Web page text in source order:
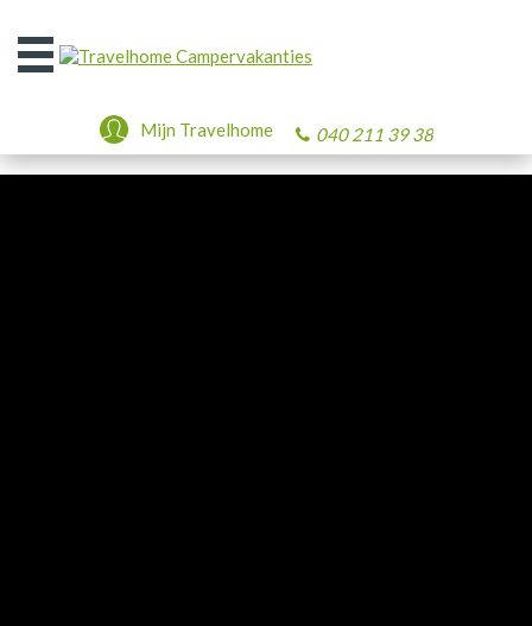
Open
het
040 211 39 38
Mijn Travelhome